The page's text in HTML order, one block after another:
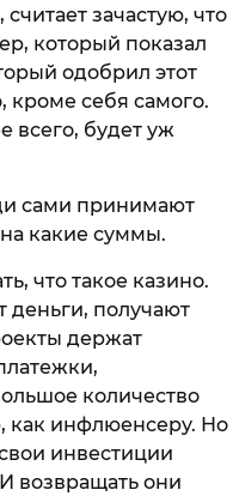
зачастую, что
который показал
одобрил этот
кроме себя самого.
всего, будет уж
сами принимают
какие суммы.
что такое казино.
деньги, получают
держат
количество
как инфлюенсеру. Но
инвестиции
возвращать они